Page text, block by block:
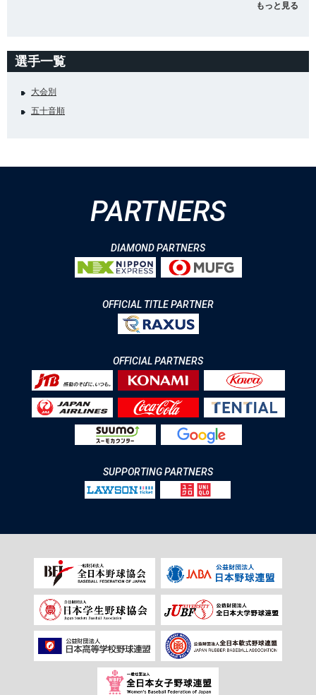
もっと見る
選手一覧
大会別
五十音順
PARTNERS
DIAMOND PARTNERS
OFFICIAL TITLE PARTNER
OFFICIAL PARTNERS
SUPPORTING PARTNERS